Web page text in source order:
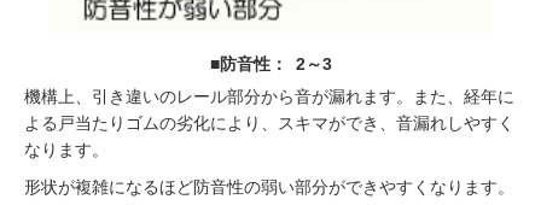
■防音性： 2～3
機構上、引き違いのレール部分から音が漏れます。また、経年に
よる戸当たりゴムの劣化により、スキマができ、音漏れしやすく
なります。
形状が複雑になるほど防音性の弱い部分ができやすくなります。